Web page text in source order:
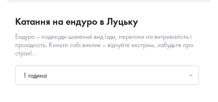
Катання на ендуро в Луцьку
Ендуро – подекуди шалений вид їзди, перегони на витривалість і
прохідність. Киньте собі виклик – відчуйте екстрим, забудьте про
страх!...
1 година